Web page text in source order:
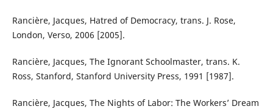
Rancière, Jacques, Hatred of Democracy, trans. J. Rose,
London, Verso, 2006 [2005].
Rancière, Jacques, The Ignorant Schoolmaster, trans. K.
Ross, Stanford, Stanford University Press, 1991 [1987].
Rancière, Jacques, The Nights of Labor: The Workers’ Dream